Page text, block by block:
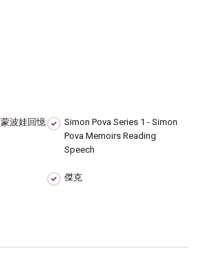
波娃回憶
Simon Pova Series 1 - Simon
Pova Memoirs Reading
Speech
傑克